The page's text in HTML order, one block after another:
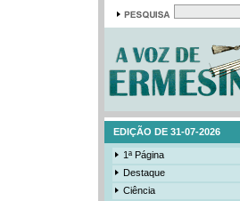
EDIÇÃO DE 31-07-2026
1ª Página
Destaque
Ciência